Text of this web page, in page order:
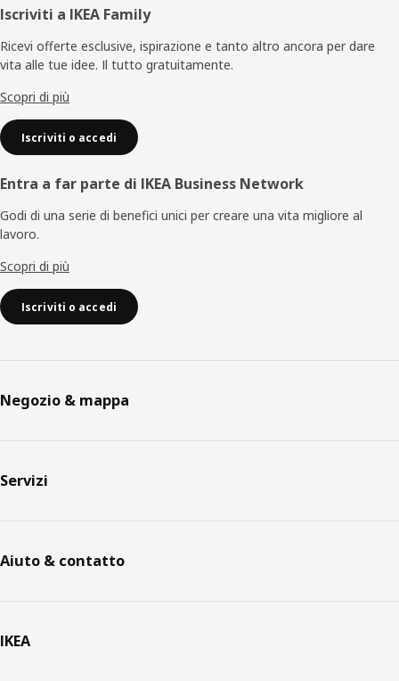
Piè
di
pagina
Iscriviti a IKEA Family
Ricevi offerte esclusive, ispirazione e tanto altro ancora per dare
vita alle tue idee. Il tutto gratuitamente.
Scopri di più
Iscriviti o accedi
Entra a far parte di IKEA Business Network
Godi di una serie di benefici unici per creare una vita migliore al
lavoro.
Scopri di più
Iscriviti o accedi
Negozio & mappa
Servizi
Aiuto & contatto
IKEA